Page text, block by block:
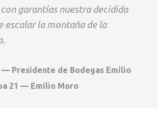
garantías nuestra decidida
escalar la montaña de la
Presidente de Bodegas Emilio
21 — Emilio Moro